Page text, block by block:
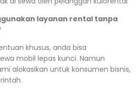
layanan rental tanpa
khusus, anda bisa
mobil lepas kunci. Namun
alokasikan untuk konsumen bisnis,